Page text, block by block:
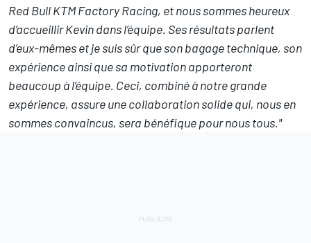
Red Bull KTM Factory Racing, et nous sommes heureux
d’accueillir Kevin dans l’équipe. Ses résultats parlent
d’eux-mêmes et je suis sûr que son bagage technique, son
expérience ainsi que sa motivation apporteront
beaucoup à l’équipe. Ceci, combiné à notre grande
expérience, assure une collaboration solide qui, nous en
sommes convaincus, sera bénéfique pour nous tous."